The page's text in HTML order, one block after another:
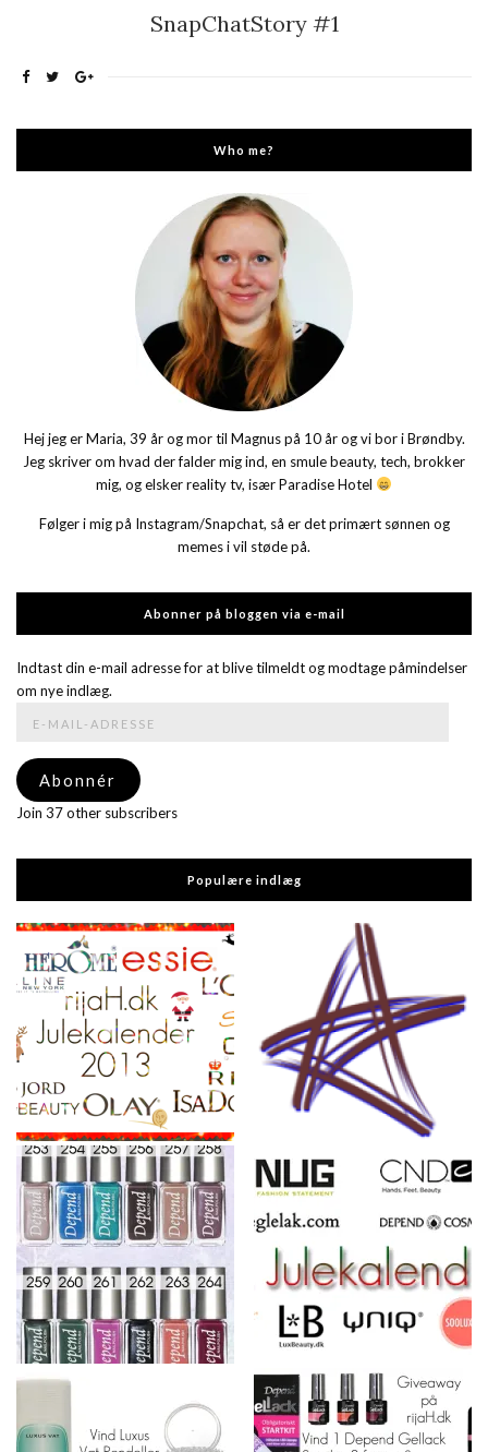
SnapChatStory #1
Who me?
Hej jeg er Maria, 39 år og mor til Magnus på 10 år og vi bor i Brøndby.
Jeg skriver om hvad der falder mig ind, en smule beauty, tech, brokker
mig, og elsker reality tv, især Paradise Hotel
Følger i mig på Instagram/Snapchat, så er det primært sønnen og
memes i vil støde på.
Abonner på bloggen via e-mail
Indtast din e-mail adresse for at blive tilmeldt og modtage påmindelser
om nye indlæg.
adresse
Abonnér
Join 37 other subscribers
Populære indlæg